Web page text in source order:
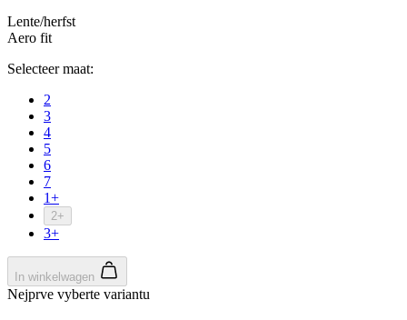
Lente/herfst
Aero fit
Selecteer maat:
2
3
4
5
6
7
1+
2+
3+
In winkelwagen
Nejprve vyberte variantu